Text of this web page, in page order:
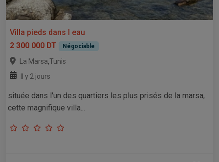
Villa pieds dans l eau
2 300 000 DT
Négociable
La Marsa,Tunis
Il y 2 jours
située dans l'un des quartiers les plus prisés de la marsa,
cette magnifique villa...